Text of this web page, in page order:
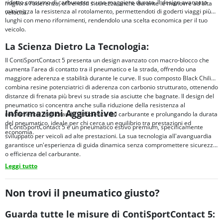
migliora l'aderenza, offrendoti sicurezza anche durante le manovre ad alta
velocità.
ridotto consumo di carburante e una maggiore durata. Il design avanzato
minimizza la resistenza al rotolamento, permettendoti di goderti viaggi più
lunghi con meno rifornimenti, rendendolo una scelta economica per il tuo
veicolo.
La Scienza Dietro La Tecnologia:
Il ContiSportContact 5 presenta un design avanzato con macro-blocco che
aumenta l'area di contatto tra il pneumatico e la strada, offrendo una
maggiore aderenza e stabilità durante le curve. Il suo composto Black Chili
combina resine potenziatrici di aderenza con carbonio strutturato, ottenendo
distanze di frenata più brevi su strade sia asciutte che bagnate. Il design del
pneumatico si concentra anche sulla riduzione della resistenza al
rotolamento, migliorando l'efficienza del carburante e prolungando la durata
del pneumatico, ideale per chi cerca un equilibrio tra prestazioni ed
economia.
Informazioni Aggiuntive:
Il ContiSportContact 5 è un pneumatico estivo premium, specificamente
sviluppato per veicoli ad alte prestazioni. La sua tecnologia all'avanguardia
garantisce un'esperienza di guida dinamica senza compromettere sicurezza
o efficienza del carburante.
Leggi tutto
Non trovi il pneumatico giusto?
Guarda tutte le misure di ContiSportContact 5: